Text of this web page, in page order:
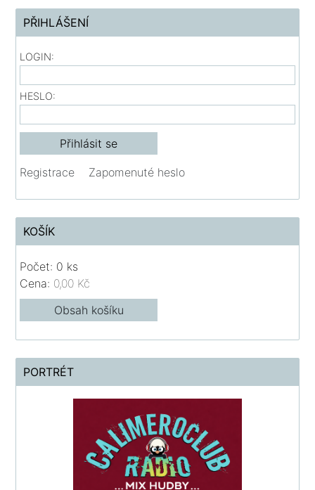
PŘIHLÁŠENÍ
LOGIN:
HESLO:
Registrace Zapomenuté heslo
KOŠÍK
Počet: 0 ks
Cena: 0,00 Kč
Obsah košíku
PORTRÉT